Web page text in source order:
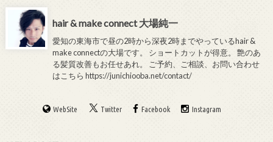
hair & make connect 大場純一
愛知の東海市で昼の2時から深夜2時までやっているhair &
make connectの大場です。 ショートカットが得意。 艶のあ
る髪質改善もお任せあれ。 ご予約、ご相談、お問い合わせ
はこちらhttps://junichiooba.net/contact/
WebSite Twitter Facebook Instagram